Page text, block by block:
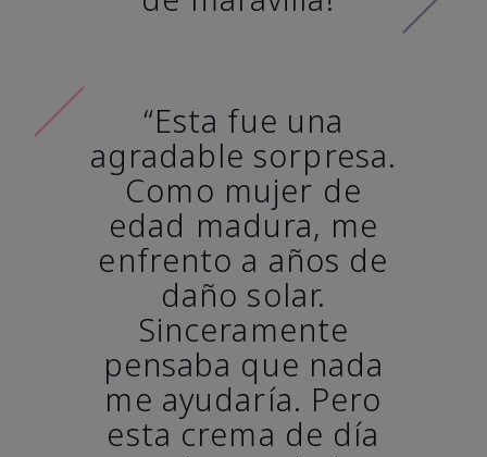
“Esta fue una
agradable sorpresa.
Como mujer de
edad madura, me
enfrento a años de
daño solar.
Sinceramente
pensaba que nada
me ayudaría. Pero
esta crema de día